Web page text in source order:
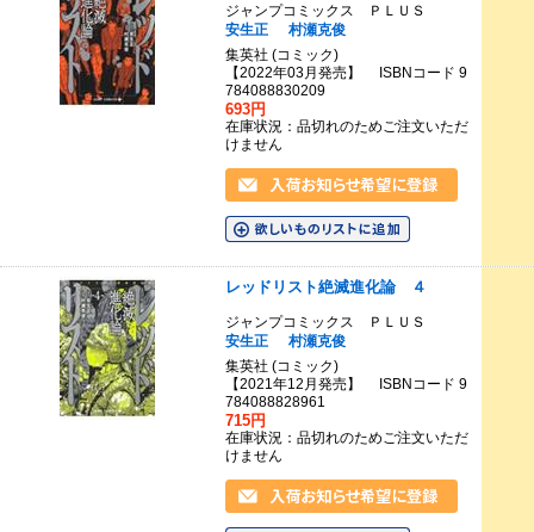
ジャンプコミックス ＰＬＵＳ
安生正
村瀬克俊
集英社 (コミック)
【2022年03月発売】 ISBNコード 9
784088830209
693円
在庫状況：品切れのためご注文いただ
けません
レッドリスト絶滅進化論 ４
ジャンプコミックス ＰＬＵＳ
安生正
村瀬克俊
集英社 (コミック)
【2021年12月発売】 ISBNコード 9
784088828961
715円
在庫状況：品切れのためご注文いただ
けません